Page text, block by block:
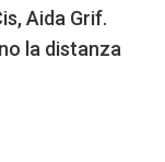
Aida Grif.
la distanza